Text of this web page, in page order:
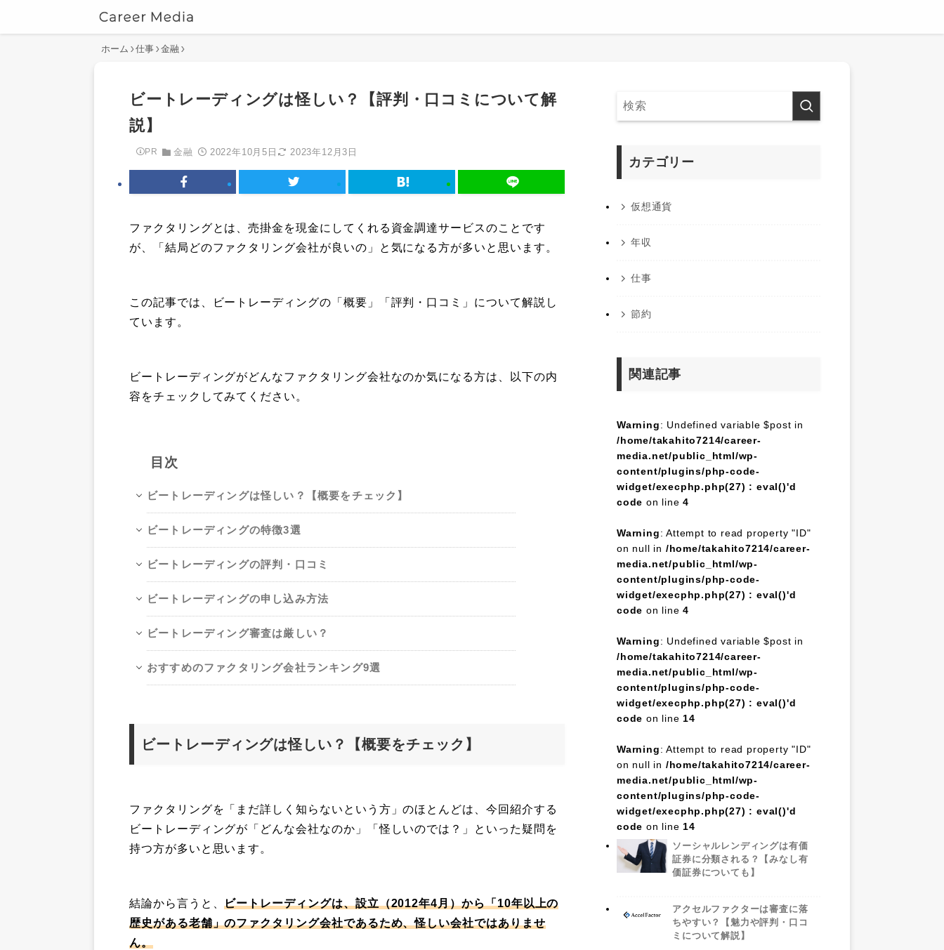
ホーム 仕事 金融
ビートレーディングは怪しい？【評判・口コミについて解
説】
PR 金融 2022年10月5日 2023年12月3日
ファクタリングとは、売掛金を現金にしてくれる資金調達サービスのことです
が、「結局どのファクタリング会社が良いの」と気になる方が多いと思います。
この記事では、ビートレーディングの「概要」「評判・口コミ」について解説し
ています。
ビートレーディングがどんなファクタリング会社なのか気になる方は、以下の内
容をチェックしてみてください。
目次
ビートレーディングは怪しい？【概要をチェック】
ビートレーディングの特徴3選
ビートレーディングの評判・口コミ
ビートレーディングの申し込み方法
ビートレーディング審査は厳しい？
おすすめのファクタリング会社ランキング9選
ビートレーディングは怪しい？【概要をチェック】
ファクタリングを「まだ詳しく知らないという方」のほとんどは、今回紹介する
ビートレーディングが「どんな会社なのか」「怪しいのでは？」といった疑問を
持つ方が多いと思います。
結論から言うと、ビートレーディングは、設立（2012年4月）から「10年以上の
歴史がある老舗」のファクタリング会社であるため、怪しい会社ではありませ
ん。
カテゴリー
仮想通貨
年収
仕事
節約
関連記事
Warning: Undefined variable $post in
/home/takahito7214/career-
media.net/public_html/wp-
content/plugins/php-code-
widget/execphp.php(27) : eval()'d
code on line4
Warning: Attempt to read property "ID"
on null in /home/takahito7214/career-
media.net/public_html/wp-
content/plugins/php-code-
widget/execphp.php(27) : eval()'d
code on line4
Warning: Undefined variable $post in
/home/takahito7214/career-
media.net/public_html/wp-
content/plugins/php-code-
widget/execphp.php(27) : eval()'d
code on line 14
Warning: Attempt to read property "ID"
on null in /home/takahito7214/career-
media.net/public_html/wp-
content/plugins/php-code-
widget/execphp.php(27) : eval()'d
code on line 14
ソーシャルレンディングは有価
証券に分類される？【みなし有
価証券についても】
アクセルファクターは審査に落
ちやすい？【魅力や評判・口コ
ミについて解説】